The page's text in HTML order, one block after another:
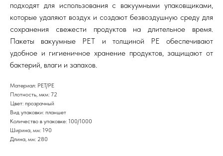
подходят для использования с вакуумными упаковщиками,
которые удаляют воздух и создают безвоздушную среду для
сохранения свежести продуктов на длительное время.
Пакеты вакуумные PET и толщиной PE обеспечивают
удобное и гигиеничное хранение продуктов, защищают от
бактерий, влаги и запахов.
Материал: PET/PE
Плотность, мкм: 72
Цвет: прозрачный
Вид упаковки: планшет
Количество в упаковке: 100/1000
Ширина, мм: 190
Длина, мм: 280